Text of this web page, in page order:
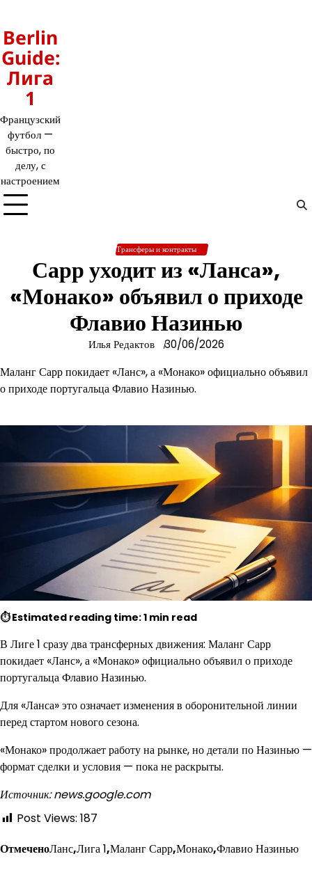
содержимому
Berlin
Guide:
Лига
1
Французский
футбол —
быстро, по
делу, с
настроением
Трансферы и контракты
Сарр уходит из «Ланса»,
«Монако» объявил о приходе
Флавио Назинью
Илья Редактов 30/06/2026
Маланг Сарр покидает «Ланс», а «Монако» официально объявил
о приходе португальца Флавио Назинью.
⏱ Estimated reading time: 1 min read
В Лиге 1 сразу два трансферных движения: Маланг Сарр
покидает «Ланс», а «Монако» официально объявил о приходе
португальца Флавио Назинью.
Для «Ланса» это означает изменения в оборонительной линии
перед стартом нового сезона.
«Монако» продолжает работу на рынке, но детали по Назинью —
формат сделки и условия — пока не раскрыты.
Источник: news.google.com
Post Views: 187
ОтмеченоЛанс,Лига 1,Маланг Сарр,Монако,Флавио Назинью